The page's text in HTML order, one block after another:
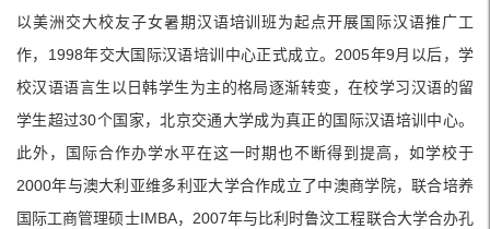
以美洲交大校友子女暑期汉语培训班为起点开展国际汉语推广工
作，1998年交大国际汉语培训中心正式成立。2005年9月以后，学
校汉语语言生以日韩学生为主的格局逐渐转变，在校学习汉语的留
学生超过30个国家，北京交通大学成为真正的国际汉语培训中心。
此外，国际合作办学水平在这一时期也不断得到提高，如学校于
2000年与澳大利亚维多利亚大学合作成立了中澳商学院，联合培养
国际工商管理硕士IMBA，2007年与比利时鲁汶工程联合大学合办孔